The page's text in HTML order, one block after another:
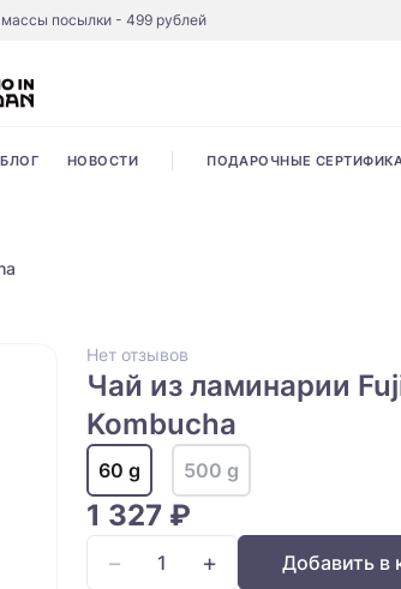
посылки - 499 рублей
БЛОГ НОВОСТИ ПОДАРОЧНЫЕ
Нет отзывов
Чай из ламинарии
Kombucha
60 g 500 g
1 327 ₽
− + Добавить в